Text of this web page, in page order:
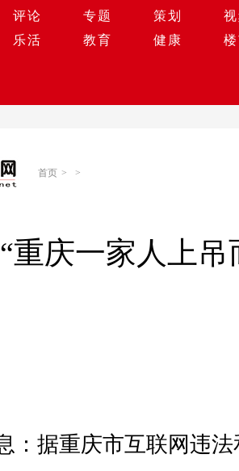
评论 专题 策划
乐活 教育 健康
首页 > >
重庆一家人上
：据重庆市互联网违